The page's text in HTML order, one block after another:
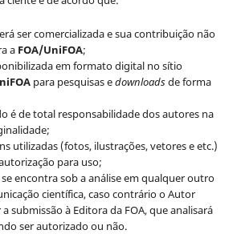
ser comercializada e sua contribuição não
a FOA/UniFOA;
em formato digital no sítio
para pesquisas edownloadsde forma
é de total responsabilidade dos autores na
utilizadas (fotos, ilustrações, vetores e etc.)
para uso;
encontra sob a análise em qualquer outro
científica, caso contrário o Autor
submissão à Editora da FOA, que analisará
ser autorizado ou não.